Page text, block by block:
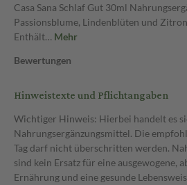
Casa Sana Schlaf Gut 30ml
Passionsblume, Lindenblüten und
Enthält… Mehr
Bewertungen
Hinweistexte und Pflichtangaben
Wichtiger Hinweis: Hierbei handelt es
Nahrungsergänzungsmittel. Die
Tag darf nicht überschritten werden.
sind kein Ersatz für eine ausgewogene,
Ernährung und eine gesunde